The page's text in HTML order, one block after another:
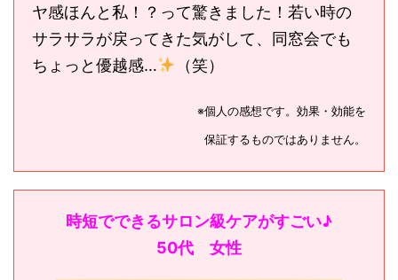
ヤ感ほんと私！？って驚きました！若い時の
サラサラが戻ってきた気がして、同窓会でも
ちょっと優越感…
（笑）
※個人の感想です。効果・効能を
保証するものではありません。
時短でできるサロン級ケアがすごい♪
50代 女性